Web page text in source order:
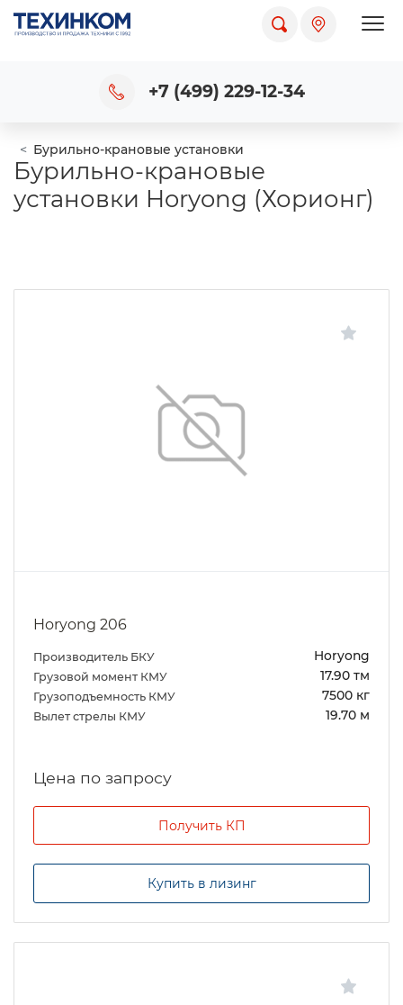
+7 (499) 229-12-34
Бурильно-крановые установки
Бурильно-крановые
установки Horyong (Хорионг)
Horyong 206
Производитель БКУ Horyong
Грузовой момент КМУ 17.90 тм
Грузоподъемность КМУ 7500 кг
Вылет стрелы КМУ 19.70 м
Цена по запросу
Получить КП
Купить в лизинг